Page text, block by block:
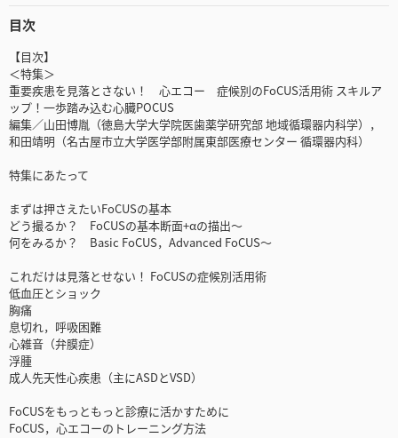
目次
【目次】
＜特集＞
重要疾患を見落とさない！ 心エコー 症候別のFoCUS活用術 スキルア
ップ！一歩踏み込む心臓POCUS
編集／山田博胤（徳島大学大学院医歯薬学研究部 地域循環器内科学），
和田靖明（名古屋市立大学医学部附属東部医療センター 循環器内科）
特集にあたって
まずは押さえたいFoCUSの基本
どう撮るか？ FoCUSの基本断面+αの描出～
何をみるか？ Basic FoCUS，Advanced FoCUS～
これだけは見落とせない！ FoCUSの症候別活用術
低血圧とショック
胸痛
息切れ，呼吸困難
心雑音（弁膜症）
浮腫
成人先天性心疾患（主にASDとVSD）
FoCUSをもっともっと診療に活かすために
FoCUS，心エコーのトレーニング方法